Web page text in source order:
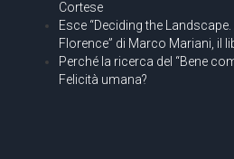
Cortese
Esce “Deciding the
Florence” di Marco Mariani, il
Perché la ricerca del “Bene
Felicità umana?